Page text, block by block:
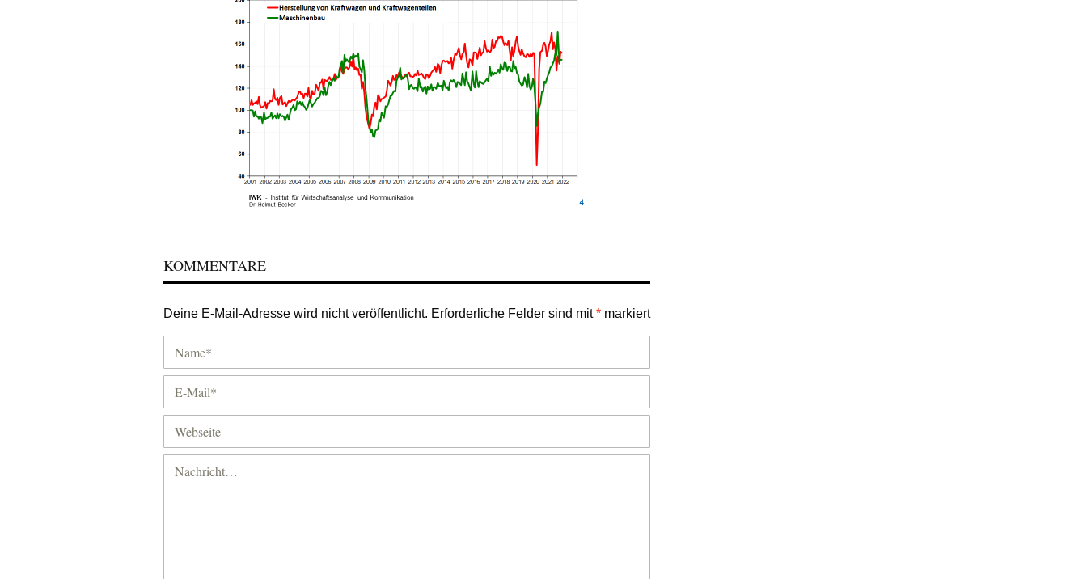
KOMMENTARE
Deine E-Mail-Adresse wird nicht veröffentlicht. Erforderliche Felder sind mit* markiert